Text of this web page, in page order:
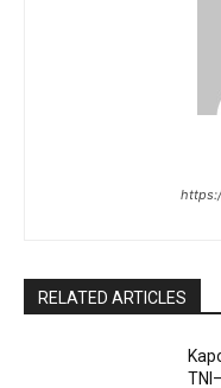
RELATED ARTICLES